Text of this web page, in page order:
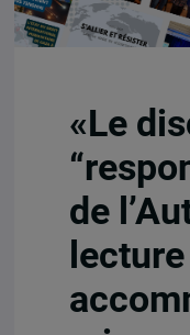
«Le
de